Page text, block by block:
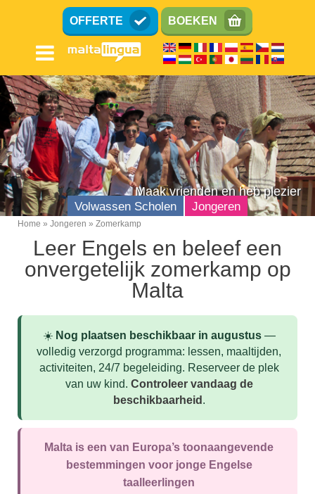
inhoud
gaan
OFFERTE BOEKEN
Volwassen Scholen Jongeren
Tieners (13-17)
Kinderen (8-12)
Familie
Cursussen
Syllabus
Accommodatie
Superieur Verblijf
Studentenresidentie
Maak vrienden en heb plezier
Breadcrumb
Home Jongeren Zomerkamp
Leer Engels en beleef een
onvergetelijk zomerkamp op
Malta
☀️ Nog plaatsen beschikbaar in augustus—
volledig verzorgd programma: lessen, maaltijden,
activiteiten, 24/7 begeleiding. Reserveer de plek
van uw kind. Controleer vandaag de
beschikbaarheid .
Malta is een van Europa’s toonaangevende
bestemmingen voor jonge Engelse
taalleerlingen